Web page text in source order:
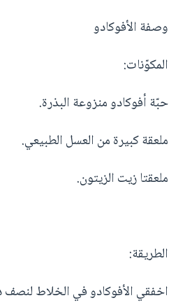
وصفة الأفوكادو
المكوّنات:
حبّة أفوكادو منزوعة البذرة.
ملعقة كبيرة من العسل الطبيعي.
ملعقتا زيت الزيتون.
الطريقة:
اخفقي الأفوكادو في الخلاط لنصف